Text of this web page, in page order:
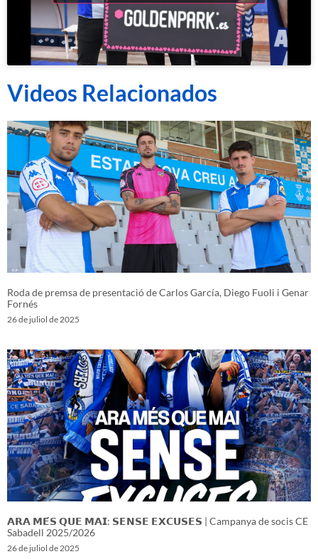
Videos Relacionados
Roda de premsa de presentació de Carlos García, Diego Fuoli i Genar
Fornés
26 de juliol de 2025
𝗔𝗥𝗔 𝗠𝗘́𝗦 𝗤𝗨𝗘 𝗠𝗔𝗜: 𝗦𝗘𝗡𝗦𝗘 𝗘𝗫𝗖𝗨𝗦𝗘𝗦 | Campanya de socis CE
Sabadell 2025/2026
26 de juliol de 2025